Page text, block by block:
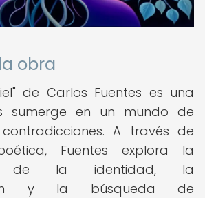
obra
de Carlos Fuentes es una
sumerge en un mundo de
A través de
Fuentes explora la
de la identidad, la
y la búsqueda de